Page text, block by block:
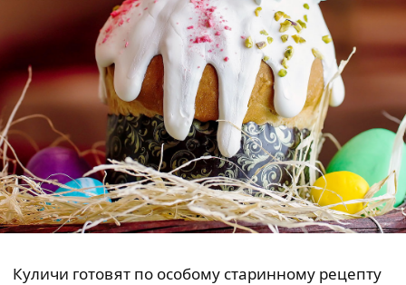
Куличи готовят по особому старинному рецепту